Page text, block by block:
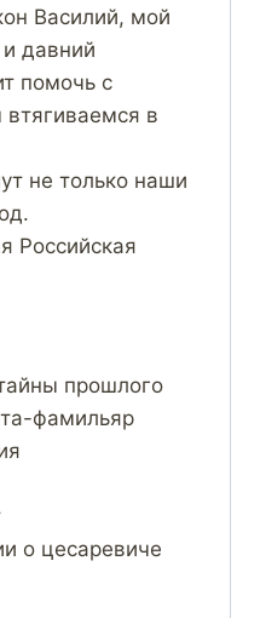
Василий, мой
давний
помочь с
в
не только наши
Российская
прошлого
фамильяр
о цесаревиче